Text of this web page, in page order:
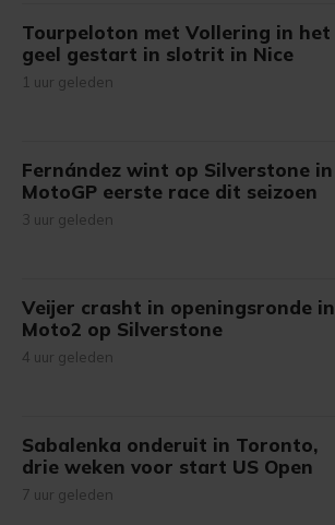
Tourpeloton met Vollering in het
geel gestart in slotrit in Nice
1 uur geleden
Fernández wint op Silverstone in
MotoGP eerste race dit seizoen
3 uur geleden
Veijer crasht in openingsronde in
Moto2 op Silverstone
4 uur geleden
Sabalenka onderuit in Toronto,
drie weken voor start US Open
7 uur geleden